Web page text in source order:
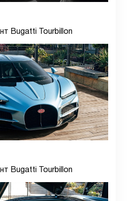
Bugatti Tourbillon
Bugatti Tourbillon